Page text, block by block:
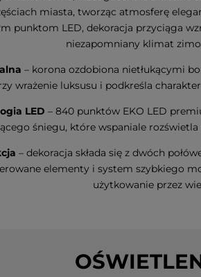
Dekoracja świąteczna szklany
Bałwanek Led OLLE 31cm na
miasta, tworząc atmosferę
punktom LED, dekoracja przyciąga
niezapomniany klimat
– korona ozdobiona nietłukącymi
wrażenie luksusu i podkreśla
LED – 840 punktów EKO LED
śniegu, które wspaniale
– dekoracja składa się z dwóch
elementy i system szybkiego
użytkowanie przez